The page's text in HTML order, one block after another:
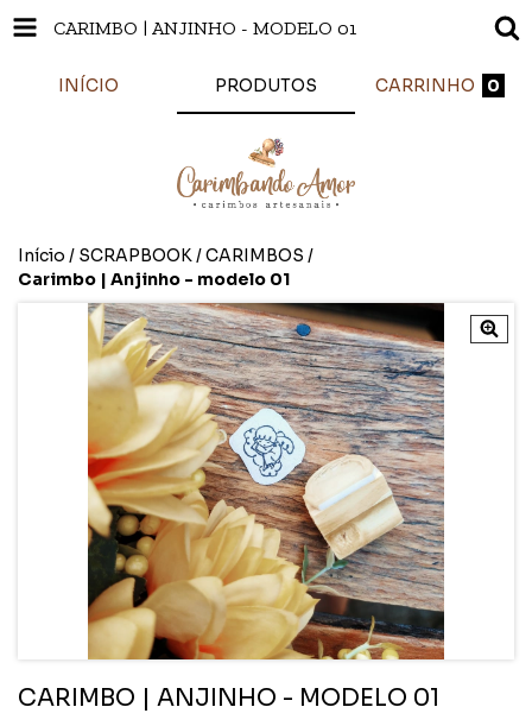
CARIMBO | ANJINHO - MODELO 01
INÍCIO PRODUTOS CARRINHO 0
Início / SCRAPBOOK/CARIMBOS /
Carimbo | Anjinho - modelo 01
CARIMBO | ANJINHO - MODELO 01